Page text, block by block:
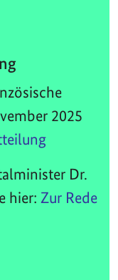
2025
Dr.
hier: Zur Rede